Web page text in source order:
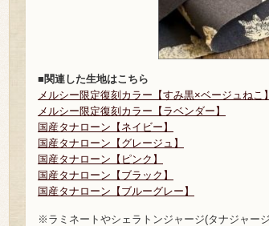
■関連した生地はこちら
メルシー限定復刻カラー【すみ黒×ベージュねこ】
メルシー限定復刻カラー【ラベンダー】
国産タナローン【ネイビー】
国産タナローン【グレージュ】
国産タナローン【ピンク】
国産タナローン【ブラック】
国産タナローン【ブルーグレー】
※ラミネートやシェラトンジャージ(タナジャー